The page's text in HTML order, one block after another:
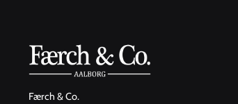
Færch & Co.